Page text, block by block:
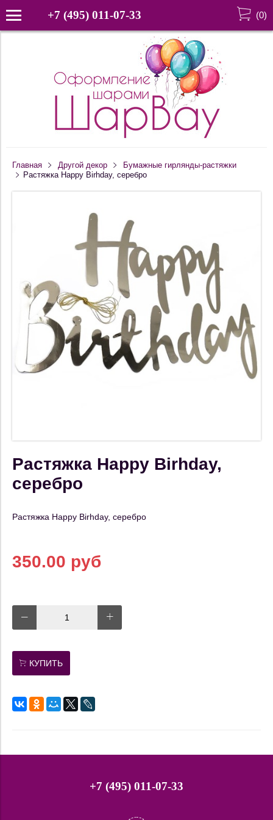
+7 (495) 011-07-33 (0)
Главная Другой декор
Бумажные гирлянды-растяжки
Растяжка Happy Birhday, серебро
Растяжка Happy Birhday,
серебро
Растяжка Happy Birhday, серебро
350.00 руб
КУПИТЬ
+7 (495) 011-07-33